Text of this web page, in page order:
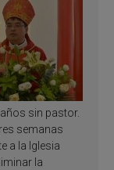
sin pastor.
semanas
a la Iglesia
la